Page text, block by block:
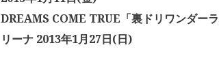
DREAMS COME TRUE「裏ドリワンダー
リーナ 2013年1月27日(日)